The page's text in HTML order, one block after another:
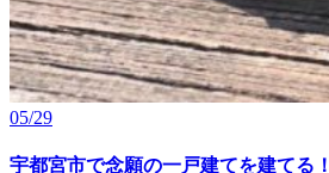
05/29
宇都宮市で念願の一戸建てを建てる